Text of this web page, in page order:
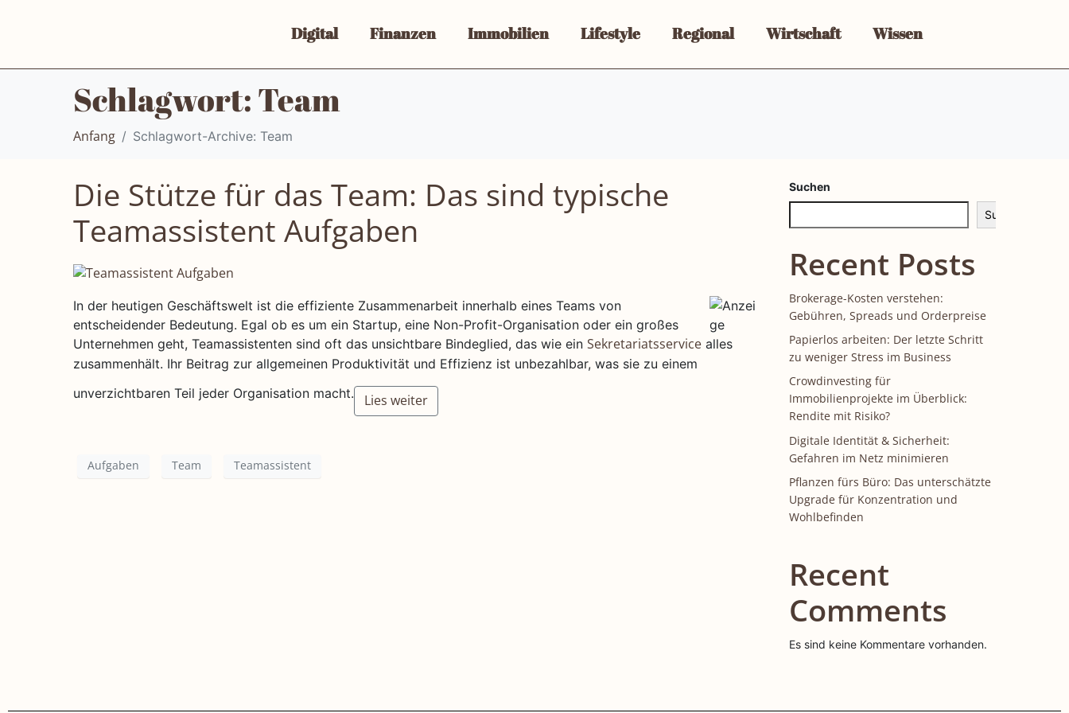
Digital Finanzen Immobilien Lifestyle Regional Wirtschaft Wissen
Schlagwort: Team
Anfang Schlagwort-Archive: Team
Die Stütze für das Team: Das sind typische
Teamassistent Aufgaben
In der heutigen Geschäftswelt ist die effiziente Zusammenarbeit innerhalb eines Teams von
entscheidender Bedeutung. Egal ob es um ein Startup, eine Non-Profit-Organisation oder ein großes
Unternehmen geht, Teamassistenten sind oft das unsichtbare Bindeglied, das wie ein Sekretariatsservice alles
zusammenhält. Ihr Beitrag zur allgemeinen Produktivität und Effizienz ist unbezahlbar, was sie zu einem
unverzichtbaren Teil jeder Organisation macht.
Lies weiter
Aufgaben Team Teamassistent
Suchen
Suchen
Recent Posts
Brokerage-Kosten verstehen:
Gebühren, Spreads und Orderpreise
Papierlos arbeiten: Der letzte Schritt
zu weniger Stress im Business
Crowdinvesting für
Immobilienprojekte im Überblick:
Rendite mit Risiko?
Digitale Identität & Sicherheit:
Gefahren im Netz minimieren
Pflanzen fürs Büro: Das unterschätzte
Upgrade für Konzentration und
Wohlbefinden
Recent
Comments
Es sind keine Kommentare vorhanden.